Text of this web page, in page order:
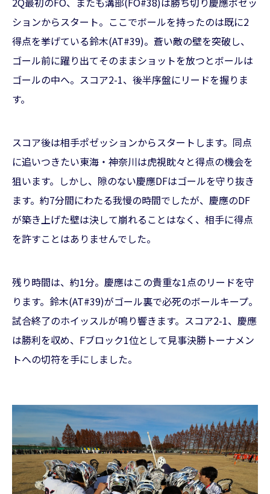
ションからスタート。ここでボールを持ったのは既に2
得点を挙げている鈴木(AT#39)。蒼い敵の壁を突破し、
ゴール前に躍り出てそのままショットを放つとボールは
ゴールの中へ。スコア2-1、後半序盤にリードを握りま
す。
スコア後は相手ポゼッションからスタートします。同点
に追いつきたい東海・神奈川は虎視眈々と得点の機会を
狙います。しかし、隙のない慶應DFはゴールを守り抜き
ます。約7分間にわたる我慢の時間でしたが、慶應のDF
が築き上げた壁は決して崩れることはなく、相手に得点
を許すことはありませんでした。
残り時間は、約1分。慶應はこの貴重な1点のリードを守
ります。鈴木(AT#39)がゴール裏で必死のボールキープ。
試合終了のホイッスルが鳴り響きます。スコア2-1、慶應
は勝利を収め、Fブロック1位として見事決勝トーナメン
トへの切符を手にしました。